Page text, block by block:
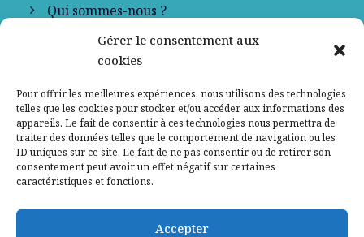
Gérer le consentement aux
cookies
Pour offrir les meilleures expériences, nous utilisons des technologies
telles que les cookies pour stocker et/ou accéder aux informations des
appareils. Le fait de consentir à ces technologies nous permettra de
traiter des données telles que le comportement de navigation ou les
ID uniques sur ce site. Le fait de ne pas consentir ou de retirer son
consentement peut avoir un effet négatif sur certaines
caractéristiques et fonctions.
Accepter
Qui sommes-nous ?
Contactez-nous
Mentions légales
Politique de confidentialité